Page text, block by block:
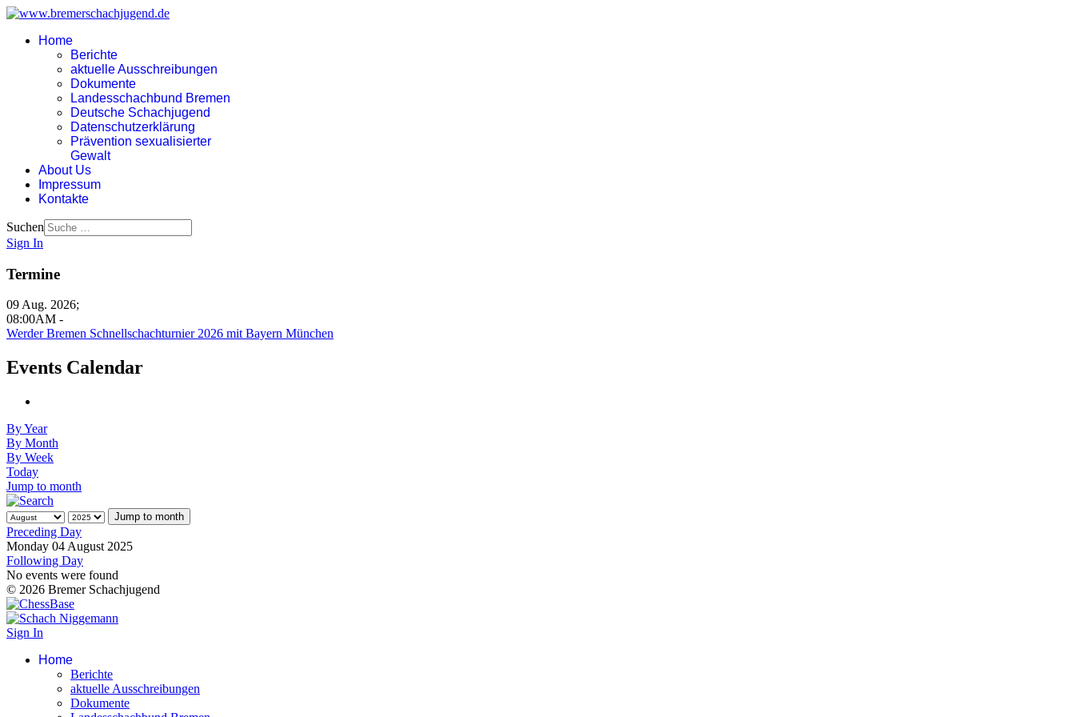
Home
Berichte
aktuelle Ausschreibungen
Dokumente
Landesschachbund Bremen
Deutsche Schachjugend
Datenschutzerklärung
Prävention sexualisierter
Gewalt
About Us
Impressum
Kontakte
Suchen
Sign In
Termine
09 Aug. 2026;
08:00AM -
Werder Bremen Schnellschachturnier 2026 mit Bayern München
Events Calendar
By Year
By Month
By Week
Today
Jump to month
Jump to month
Preceding Day
Monday 04 August 2025
Following Day
No events were found
© 2026 Bremer Schachjugend
Sign In
Home
Berichte
aktuelle Ausschreibungen
Dokumente